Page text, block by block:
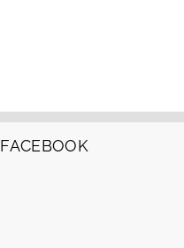
FACEBOOK